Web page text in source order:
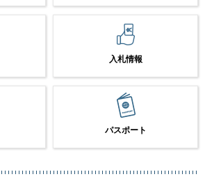
入札情報
パスポート